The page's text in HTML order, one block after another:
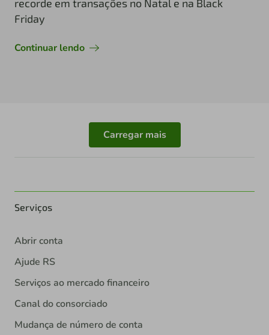
recorde em transações no Natal e na Black
Friday
Continuar lendo
Carregar mais
Serviços
Abrir conta
Ajude RS
Serviços ao mercado financeiro
Canal do consorciado
Mudança de número de conta